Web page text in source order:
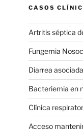
Siguiente
CASOS
Artritis séptica
Fungemia
Diarrea
Bacteriemia en
Clínica
Acceso